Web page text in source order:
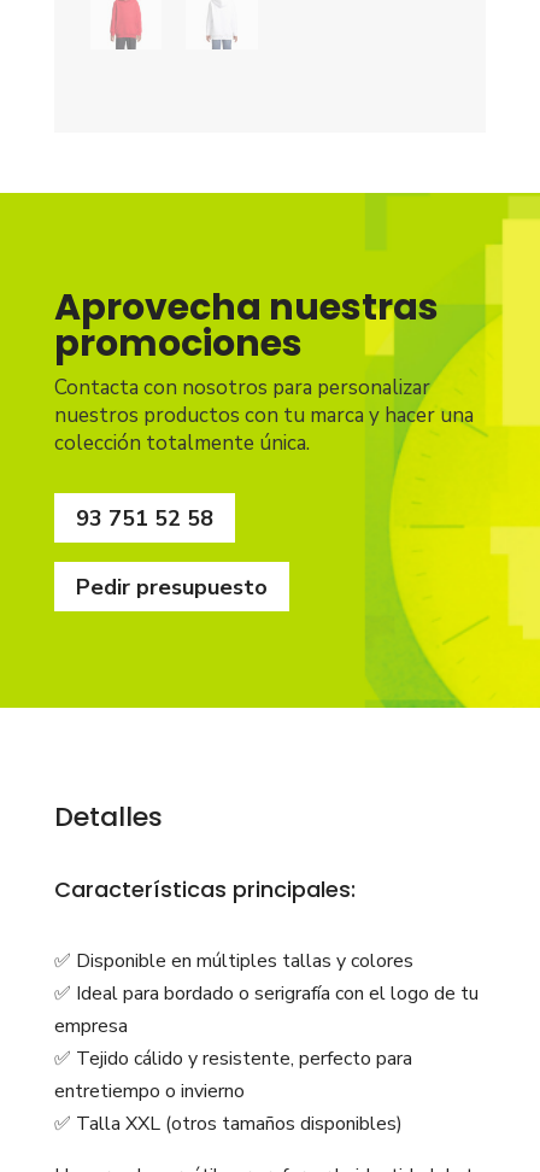
Aprovecha nuestras
promociones
Contacta con nosotros para personalizar
nuestros productos con tu marca y hacer una
colección totalmente única.
93 751 52 58
Pedir presupuesto
Detalles
Características principales:
✅ Disponible en múltiples tallas y colores
✅ Ideal para bordado o serigrafía con el logo de tu
empresa
✅ Tejido cálido y resistente, perfecto para
entretiempo o invierno
✅ Talla XXL (otros tamaños disponibles)